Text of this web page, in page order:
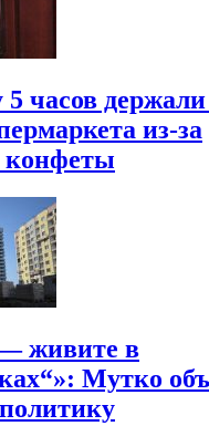
часов
из-за
конфеты
живите в
Мутко